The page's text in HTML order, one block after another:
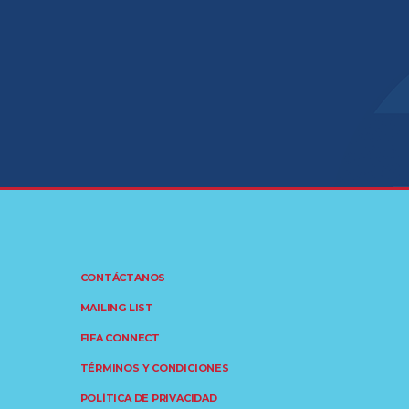
CONTÁCTANOS
MAILING LIST
FIFA CONNECT
TÉRMINOS Y CONDICIONES
POLÍTICA DE PRIVACIDAD